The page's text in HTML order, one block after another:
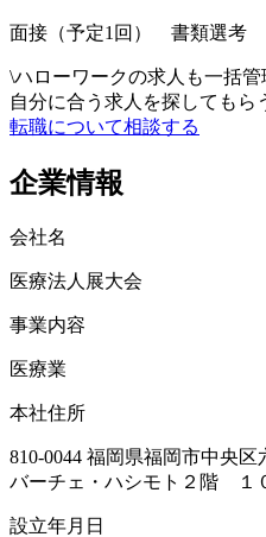
面接（予定1回） 書類選考
\ハローワークの求人も一括管
自分に合う求人を探してもら
転職について相談する
企業情報
会社名
医療法人展大会
事業内容
医療業
本社住所
810-0044 福岡県福岡市中
バーチェ・ハシモト２階 １
設立年月日